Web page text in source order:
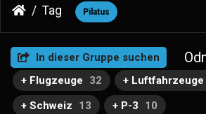
Tag Pilatus
In dieser Gruppe suchen
+ Flugzeuge 32 + Luftfahrzeuge
+ Schweiz
13 + P-3
10